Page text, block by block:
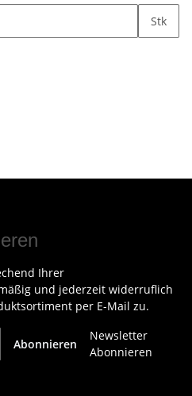
Stk
Ihrer
und jederzeit widerruflich
per E-Mail zu.
Abonnieren
Newsletter
Abonnieren